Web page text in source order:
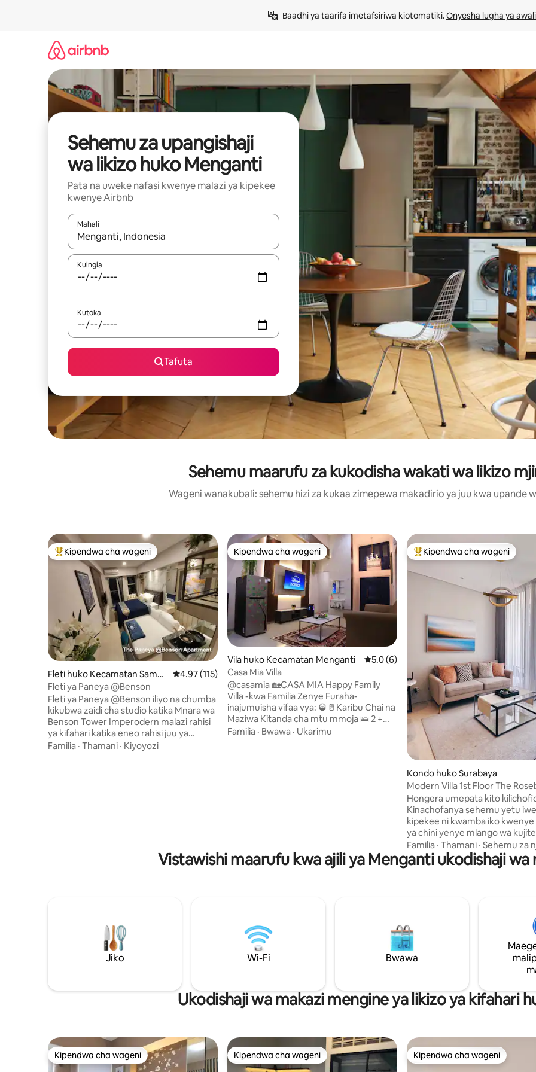
Baadhi ya taarifa imetafsiriwa kiotomatiki. Onyesha lugha ya awali
Sehemu za upangishaji
wa likizo huko Menganti
Pata na uweke nafasi kwenye malazi ya kipekee
kwenye Airbnb
Mahali
Wakati matokeo yanapatikana, vinjari kwa kutumia vitufe vya vishale vya juu na chini au uchunguze kwa kugusa au
Kuingia
Kutoka
Tafuta
Sehemu maarufu za kukodisha wakati wa likizo
Wageni wanakubali: sehemu hizi za kukaa zimepewa makadirio ya juu kwa upande
Kipendwa maarufu cha wageni
Kipendwa cha wageni
Fleti huko Kecamatan Sambi
kerep
Ukadiriaji wa wastani wa 4.97 kati ya 5, tathmini 115
4.97 (115)
Fleti ya Paneya @Benson
Fleti ya Paneya @Benson iliyo na chumba
kikubwa zaidi cha studio katika Mnara wa
Benson Tower Imperodern malazi rahisi
ya kifahari katika eneo rahisi juu ya
Surabaya Pakuwon Mall. Eneo kubwa
bure na Netflix pia zinapatikana
Familia · Thamani · Kiyoyozi
Kipendwa cha wageni
Kipendwa cha wageni
Vila huko Kecamatan Menganti Ukadiriaji wa wastani wa 5.0 kati ya 5,
5.0 (6)
Casa Mia Villa
@casamia 🏡CASA MIA Happy Family
Villa -kwa Familia Zenye Furaha-
inajumuisha vifaa vya: 🥃🥛Karibu Chai na
Maziwa Kitanda cha mtu mmoja 🛌 2 +
AC Kitanda 1 cha malkia + AC Kitanda cha
Familia · Bwawa · Ukarimu
Kipendwa maarufu cha wageni
Kipendwa cha wageni
Kondo huko Surabaya
Modern Villa 1st Floor The
Prvt Garden
Hongera umepata kito
Kinachofanya sehemu yetu
kipekee ni kwamba iko
ya chini yenye mlango wa
na bustani ya kujitegemea Nyumba yetu
ni Kondo ya BR 2 na ufikiaji
kidokezi chake - Iko kwenye
mbele ya nyumba - Maegesho
ya nyumba (chaguo jingine la
cha chini) - mita 20 kutoka
mazoezi na uwanja wa
kutoka Eneo la BBQ - 25m
Familia · Thamani · Sehemu za
Vistawishi maarufu kwa ajili ya Menganti ukodishaji wa
Jiko Wi-Fi Bwawa
Ukodishaji wa makazi mengine ya likizo ya kifahari
Kipendwa cha wageni
Kipendwa cha wageni Kipendwa cha wageni
Kipendwa cha wageni Kipendwa cha wageni
Kipendwa cha wageni